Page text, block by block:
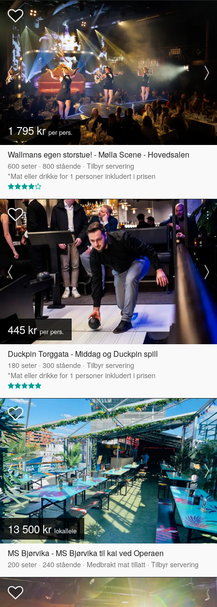
1 795 krper pers.
Wallmans egen storstue! - Mølla Scene - Hovedsalen
600seter · 800stående · Tilbyr servering
*Mat eller drikke for 1 personer inkludert i prisen
445 krper pers.
Duckpin Torggata - Middag og Duckpin spill
180seter · 300stående · Tilbyr servering
*Mat eller drikke for 1 personer inkludert i prisen
13 500 krlokalleie
MS Bjørvika - MS Bjørvika til kai ved Operaen
200seter · 240stående · Medbrakt mat tillatt · Tilbyr servering